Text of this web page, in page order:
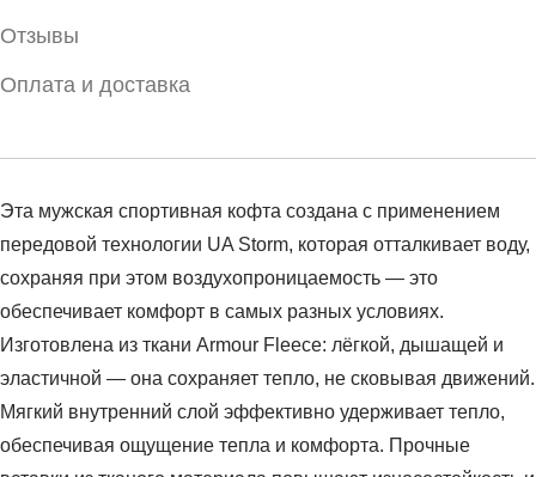
Отзывы
Оплата и доставка
Эта мужская спортивная кофта создана с применением
передовой технологии UA Storm, которая отталкивает воду,
сохраняя при этом воздухопроницаемость — это
обеспечивает комфорт в самых разных условиях.
Изготовлена из ткани Armour Fleece: лёгкой, дышащей и
эластичной — она сохраняет тепло, не сковывая движений.
Мягкий внутренний слой эффективно удерживает тепло,
обеспечивая ощущение тепла и комфорта. Прочные